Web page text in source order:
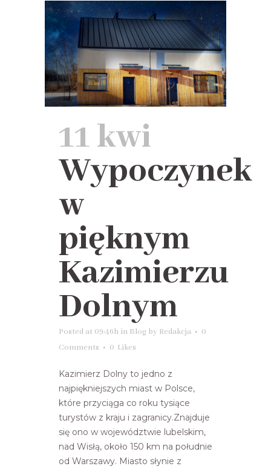
11 kwi
Wypoczynek
w
pięknym
Kazimierzu
Dolnym
Posted at 09:46h in Blog by Redakcja
0
Comments
0 Likes
Kazimierz Dolny to jedno z
najpiękniejszych miast w Polsce,
które przyciąga co roku tysiące
turystów z kraju i zagranicy.Znajduje
się ono w województwie lubelskim,
nad Wisłą, około 150 km na południe
od Warszawy. Miasto słynie z